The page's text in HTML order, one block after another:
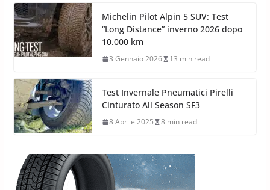
Michelin Pilot Alpin 5 SUV: Test
“Long Distance” inverno 2026 dopo
10.000 km
3 Gennaio 2026 13 min read
Test Invernale Pneumatici Pirelli
Cinturato All Season SF3
8 Aprile 2025 8 min read